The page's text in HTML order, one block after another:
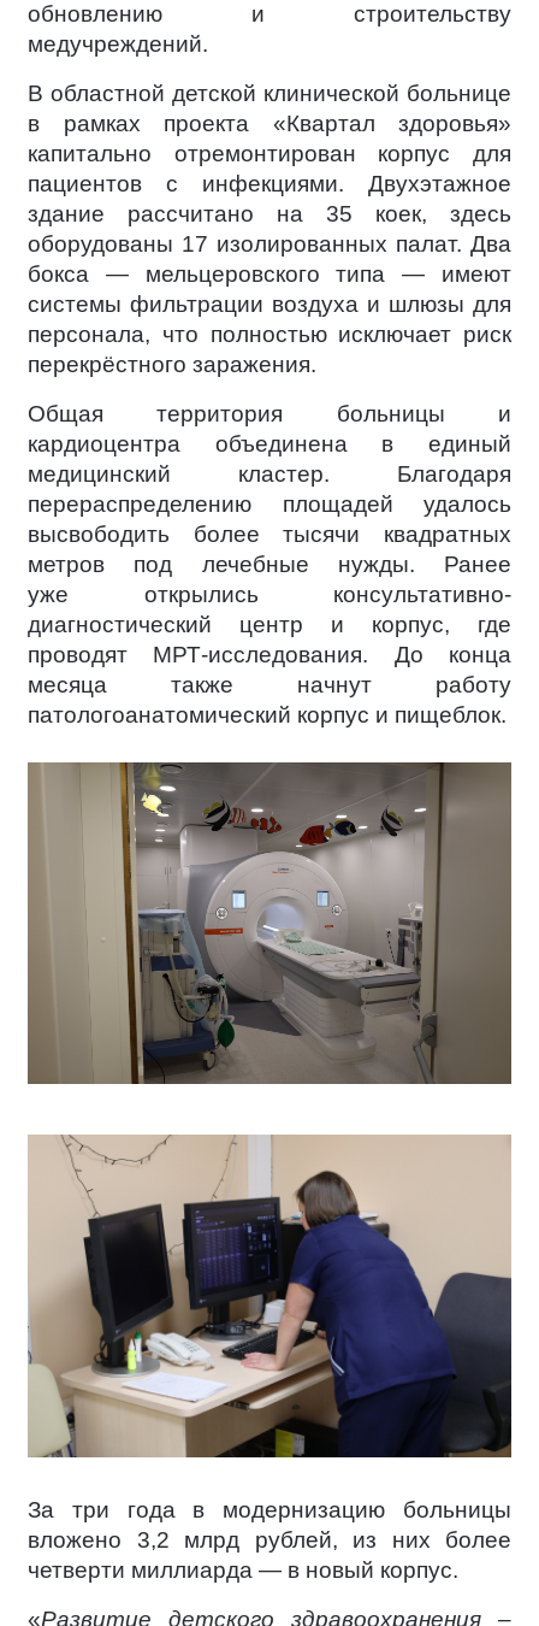
обновлению и строительству
медучреждений.
В областной детской клинической больнице
в рамках проекта «Квартал здоровья»
капитально отремонтирован корпус для
пациентов с инфекциями. Двухэтажное
здание рассчитано на 35 коек, здесь
оборудованы 17 изолированных палат. Два
бокса — мельцеровского типа — имеют
системы фильтрации воздуха и шлюзы для
персонала, что полностью исключает риск
перекрёстного заражения.
Общая территория больницы и
кардиоцентра объединена в единый
медицинский кластер. Благодаря
перераспределению площадей удалось
высвободить более тысячи квадратных
метров под лечебные нужды. Ранее
уже открылись консультативно-
диагностический центр и корпус, где
проводят МРТ-исследования. До конца
месяца также начнут работу
патологоанатомический корпус и пищеблок.
За три года в модернизацию больницы
вложено 3,2 млрд рублей, из них более
четверти миллиарда — в новый корпус.
«Развитие детского здравоохранения –